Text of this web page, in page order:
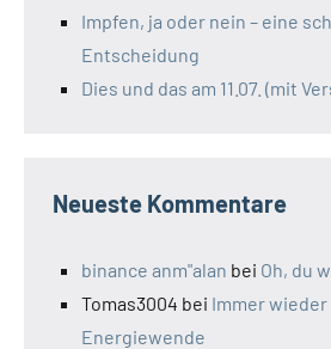
Impfen, ja oder nein – eine
Entscheidung
Dies und das am 11.07. (mit
Neueste Kommentare
binance anm"alan bei Oh, du
Tomas3004 bei Immer
Energiewende